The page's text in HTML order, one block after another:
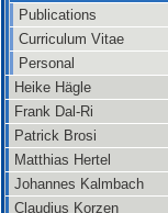
Publications
Curriculum Vitae
Personal
Heike Hägle
Frank Dal-Ri
Patrick Brosi
Matthias Hertel
Johannes Kalmbach
Claudius Korzen